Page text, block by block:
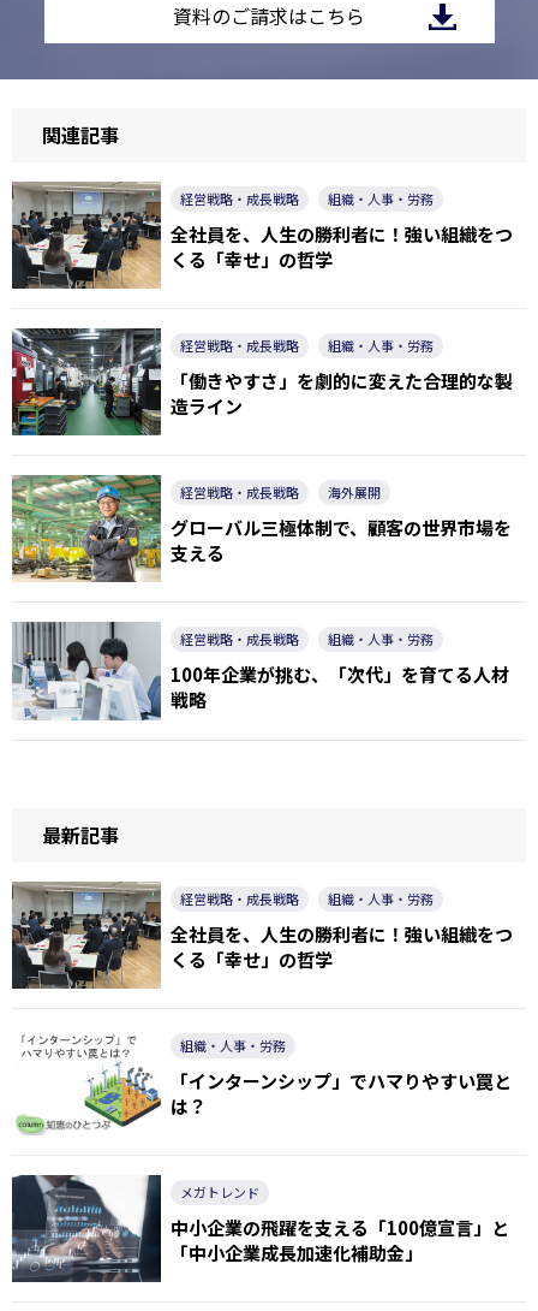
資料のご請求はこちら
関連記事
経営戦略・成長戦略 組織・人事・労務
全社員を、人生の勝利者に！強い組織をつ
くる「幸せ」の哲学
経営戦略・成長戦略 組織・人事・労務
「働きやすさ」を劇的に変えた合理的な製
造ライン
経営戦略・成長戦略 海外展開
グローバル三極体制で、顧客の世界市場を
支える
経営戦略・成長戦略 組織・人事・労務
100年企業が挑む、「次代」を育てる人材
戦略
最新記事
経営戦略・成長戦略 組織・人事・労務
全社員を、人生の勝利者に！強い組織をつ
くる「幸せ」の哲学
組織・人事・労務
「インターンシップ」でハマりやすい罠と
は？
メガトレンド
中小企業の飛躍を支える「100億宣言」と
「中小企業成長加速化補助金」